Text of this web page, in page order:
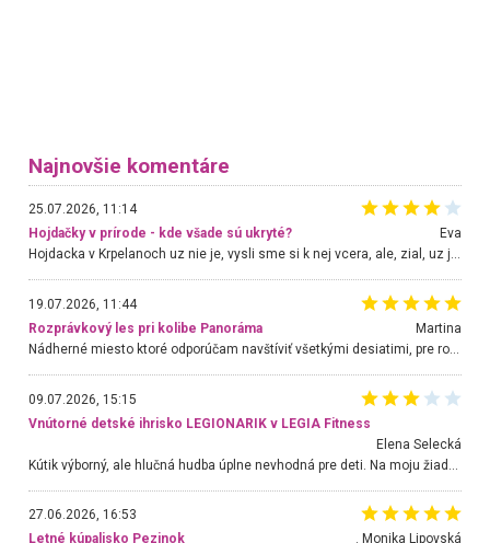
Najnovšie komentáre
25.07.2026, 11:14
Hojdačky v prírode - kde všade sú ukryté?
Eva
Hojdacka v Krpelanoch uz nie je, vysli sme si k nej vcera, ale, zial, uz je znicena. Ak sem planujete cestu len kvoli hojdacke, mozete si ju usetrit. Krasny vyhlad je tu vsak aj bez hojdacky :-)
19.07.2026, 11:44
Rozprávkový les pri kolibe Panoráma
Martina
Nádherné miesto ktoré odporúčam navštíviť všetkými desiatimi, pre rodiny s deťmi, dôchodcom... Proste a jednoducho ozaj rozprávkový les.. určite ešte prídeme. Odniesli sme si na pamiatku krásne tričká,
09.07.2026, 15:15
Vnútorné detské ihrisko LEGIONARIK v LEGIA Fitness
Elena Selecká
27.06.2026, 16:53
Letné kúpalisko Pezinok
. Monika Lipovská